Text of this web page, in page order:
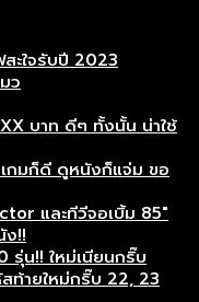
ะใจรับปี 2023
ว
บาท ดีๆ ทั้งนั้น น่าใช้
กมก็ดี ดูหนังก็แจ่ม ขอ
และทีวีจอเบิ้ม 85″
ง!!
รุ่น!! ใหม่เนียนกริ๊บ
สท้ายใหม่กริ๊บ 22, 23